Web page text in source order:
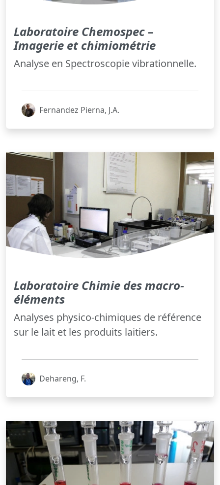
Laboratoire Chemospec –
Imagerie et chimiométrie
Analyse en Spectroscopie vibrationnelle.
Fernandez Pierna, J.A.
Laboratoire Chimie des macro-
éléments
Analyses physico-chimiques de référence
sur le lait et les produits laitiers.
Dehareng, F.